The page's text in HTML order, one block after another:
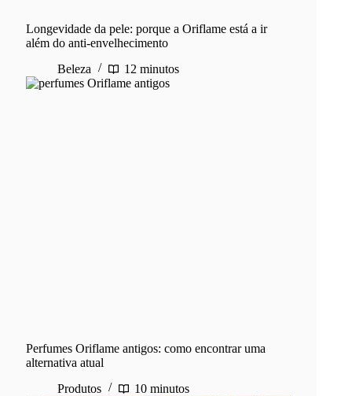
Longevidade da pele: porque a Oriflame está a ir
além do anti-envelhecimento
Beleza
12 minutos
Perfumes Oriflame antigos: como encontrar uma
alternativa atual
Produtos
10 minutos